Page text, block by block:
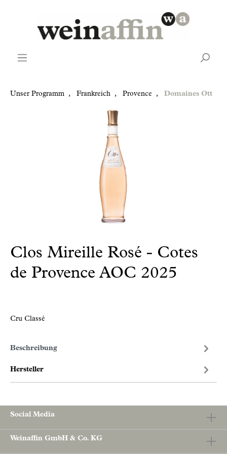
Unser Programm , Frankreich , Provence , Domaines Ott
Clos Mireille Rosé - Cotes
de Provence AOC 2025
Cru Classé
Beschreibung
Hersteller
Social Media
Weinaffin GmbH & Co. KG